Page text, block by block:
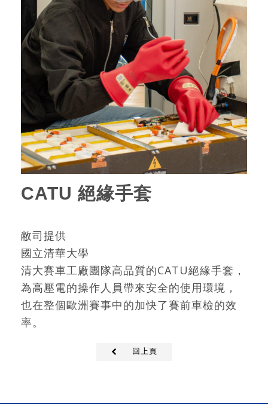
CATU 絕緣手套
敝司提供
國立清華大學
清大賽車工廠團隊高品質的CATU絕緣手套，
為高壓電的操作人員帶來安全的使用環境，
也在整個歐洲賽事中的加快了賽前車檢的效
率。
回上頁